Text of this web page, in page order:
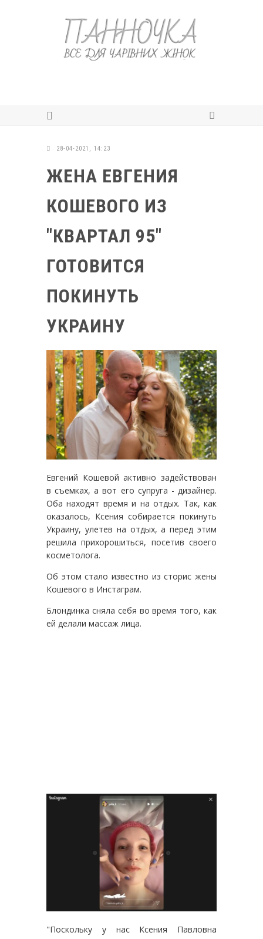
28-04-2021, 14:23
ЖЕНА ЕВГЕНИЯ
КОШЕВОГО ИЗ
"КВАРТАЛ 95"
ГОТОВИТСЯ
ПОКИНУТЬ
УКРАИНУ
Евгений Кошевой активно задействован
в съемках, а вот его супруга - дизайнер.
Оба находят время и на отдых. Так, как
оказалось, Ксения собирается покинуть
Украину, улетев на отдых, а перед этим
решила прихорошиться, посетив своего
косметолога.
Об этом стало известно из сторис жены
Кошевого в Инстаграм.
Блондинка сняла себя во время того, как
ей делали массаж лица.
"Поскольку у нас Ксения Павловна